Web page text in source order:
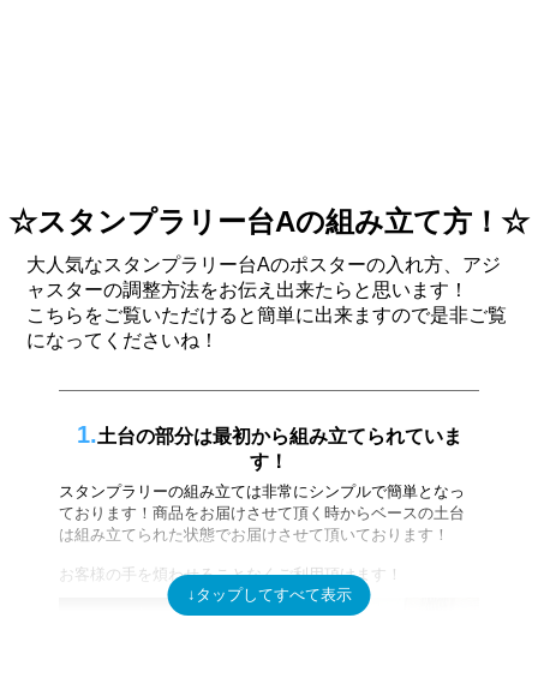
て頂くと上部が取れるので透明なアクリル板の後ろにポス
ターを差し込んでネジを締め直すことで入れることが出来
ます！
Bタイプはパネルの上の両脇に六角レンチを差し込めると
☆スタンプラリー台Aの組み立て方！☆
大人気なスタンプラリー台Aのポスターの入れ方、アジ
ャスターの調整方法をお伝え出来たらと思います！
こちらをご覧いただけると簡単に出来ますので是非ご覧
になってくださいね！
1.土台の部分は最初から組み立てられていま
す！
スタンプラリーの組み立ては非常にシンプルで簡単となっ
ております！商品をお届けさせて頂く時からベースの土台
は組み立てられた状態でお届けさせて頂いております！
お客様の手を煩わせることなくご利用頂けます！